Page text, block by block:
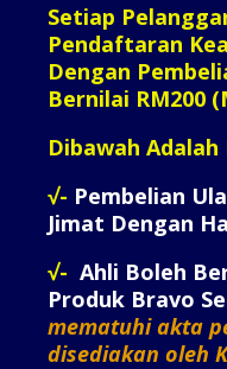
Setiap
Pendaftaran
Dengan
Bernilai RM200
Dibawah Adalah
√- Pembelian
Jimat Dengan
√-Ahli Boleh
Produk Bravo
mematuhi akta
disediakan oleh